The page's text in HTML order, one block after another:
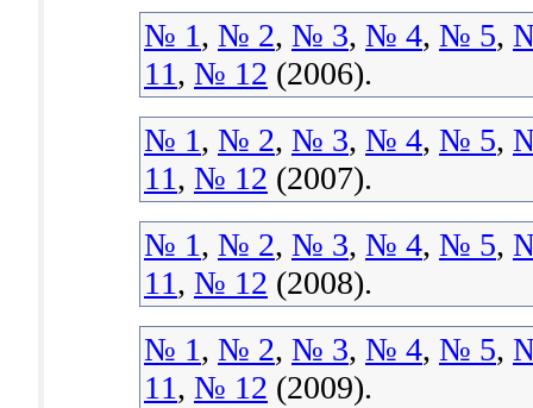
№ 1, № 2, № 3, № 4, № 5,
11, № 12 (2006).
№ 1, № 2, № 3, № 4, № 5,
11, № 12 (2007).
№ 1, № 2, № 3, № 4, № 5,
11, № 12 (2008).
№ 1, № 2, № 3, № 4, № 5,
11, № 12 (2009).